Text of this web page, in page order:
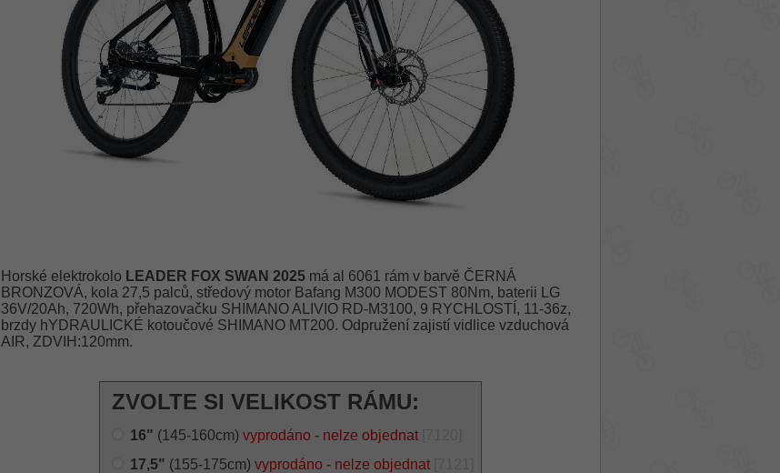
Horské elektrokolo LEADER FOX SWAN 2025má al 6061 rám v barvě ČERNÁ
BRONZOVÁ, kola 27,5 palců, středový motor Bafang M300 MODEST 80Nm, baterii LG
36V/20Ah, 720Wh, přehazovačku SHIMANO ALIVIO RD-M3100, 9 RYCHLOSTÍ, 11-36z,
brzdy hYDRAULICKÉ kotoučové SHIMANO MT200. Odpružení zajistí vidlice vzduchová
AIR, ZDVIH:120mm.
ZVOLTE SI VELIKOST RÁMU:
16" (145-160cm) vyprodáno - nelze objednat
17,5" (155-175cm) vyprodáno - nelze objednat